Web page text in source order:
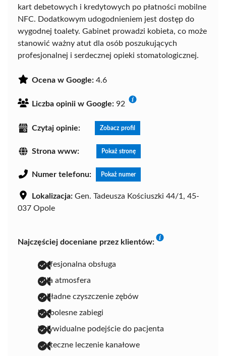
kart debetowych i kredytowych po płatności mobilne
NFC. Dodatkowym udogodnieniem jest dostęp do
wygodnej toalety. Gabinet prowadzi kobieta, co może
stanowić ważny atut dla osób poszukujących
profesjonalnej i serdecznej opieki stomatologicznej.
Ocena w Google: 4.6
Liczba opinii w Google: 92
Czytaj opinie: Zobacz profil
Strona www: Pokaż stronę
Numer telefonu: Pokaż numer
Lokalizacja: Gen. Tadeusza Kościuszki 44/1, 45-
037 Opole
Najczęściej doceniane przez klientów:
profesjonalna obsługa
miła atmosfera
dokładne czyszczenie zębów
bezbolesne zabiegi
indywidualne podejście do pacjenta
skuteczne leczenie kanałowe